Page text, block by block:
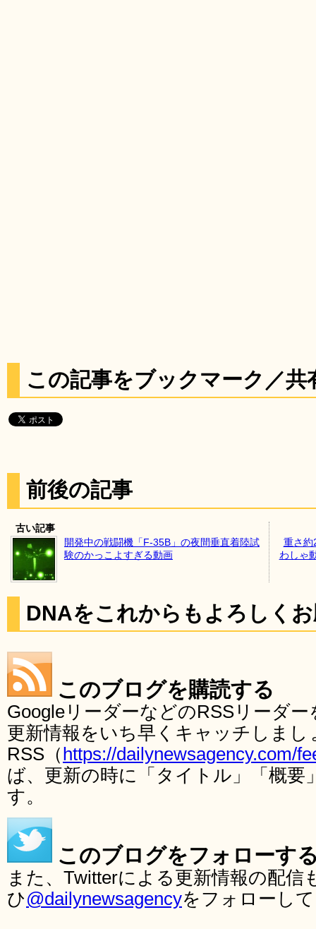
この記事をブックマーク／共
前後の記事
古い記事
開発中の戦闘機「F-35B」の夜間垂直着陸試
験のかっこよすぎる動画
重さ約
わしゃ
DNAをこれからもよろしく
このブログを購読する
GoogleリーダーなどのRSSリーダ
更新情報をいち早くキャッチしま
RSS（ https://dailynewsagency.com/
ば、更新の時に「タイトル」「概要
す。
このブログをフォローす
また、Twitterによる更新情報の配
ひ@dailynewsagencyをフォローし